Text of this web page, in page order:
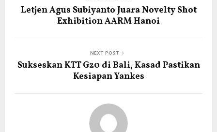
Letjen Agus Subiyanto Juara Novelty Shot
Exhibition AARM Hanoi
NEXT POST
Sukseskan KTT G20 di Bali, Kasad Pastikan
Kesiapan Yankes